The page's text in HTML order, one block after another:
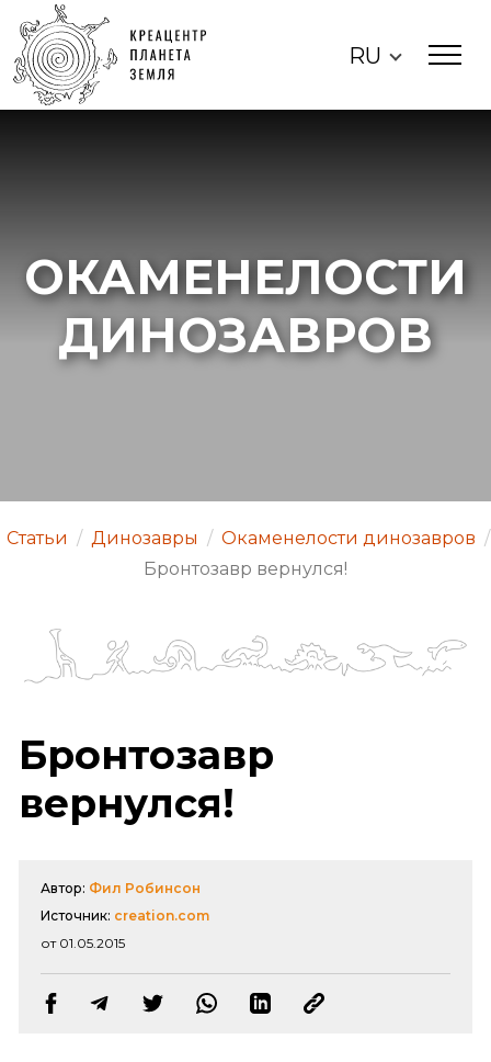
RU
ОКАМЕНЕЛОСТИ
ДИНОЗАВРОВ
Статьи / Динозавры / Окаменелости динозавров /
Бронтозавр вернулся!
Бронтозавр
вернулся!
Автор: Фил Робинсон
Источник: creation.com
от 01.05.2015